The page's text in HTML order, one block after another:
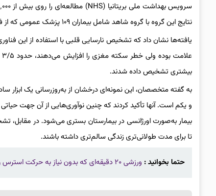
نتایج این گروه با گروه شاهد شامل بیماران ۱۰۹ پزشک عمومی که از فناوری مذکور استفاده نمی‌کردند، مقایسه شد.
بیشتری تشخیص داده شدند.
به گفته متخصصان، این نمونه‌ای درخشان از به‌روزرسانی یک
و یکم است. آنها تأکید کردند که چنین نوآوری‌هایی از آن جهت
بیمار به‌صورت اورژانسی در بیمارستان بستری می‌شود. در مقابل،
تا برای مدت طولانی‌تری زندگی سالم‌تری داشته باشند.
حتما بخوانید : ورزشی ۲۰ دقیقه‌ای که بدون نیاز به حرکت استرس را کاهش می‌دهد